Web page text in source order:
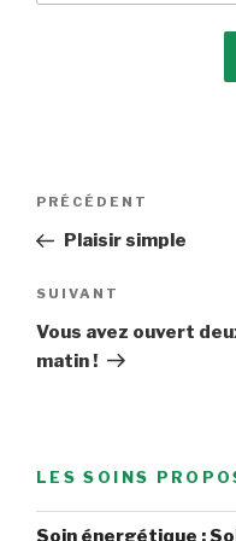
Navigation
l’article
Article
précédent
PRÉCÉDENT
Plaisir simple
Article
suivant
SUIVANT
Vous avez ouvert
matin !
LES SOINS
Soin énergétique :